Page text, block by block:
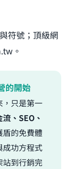
符號；頂級網
。
的開始
，只是第一
、SEO、
盾的免費體
成功方程式
站到行銷完